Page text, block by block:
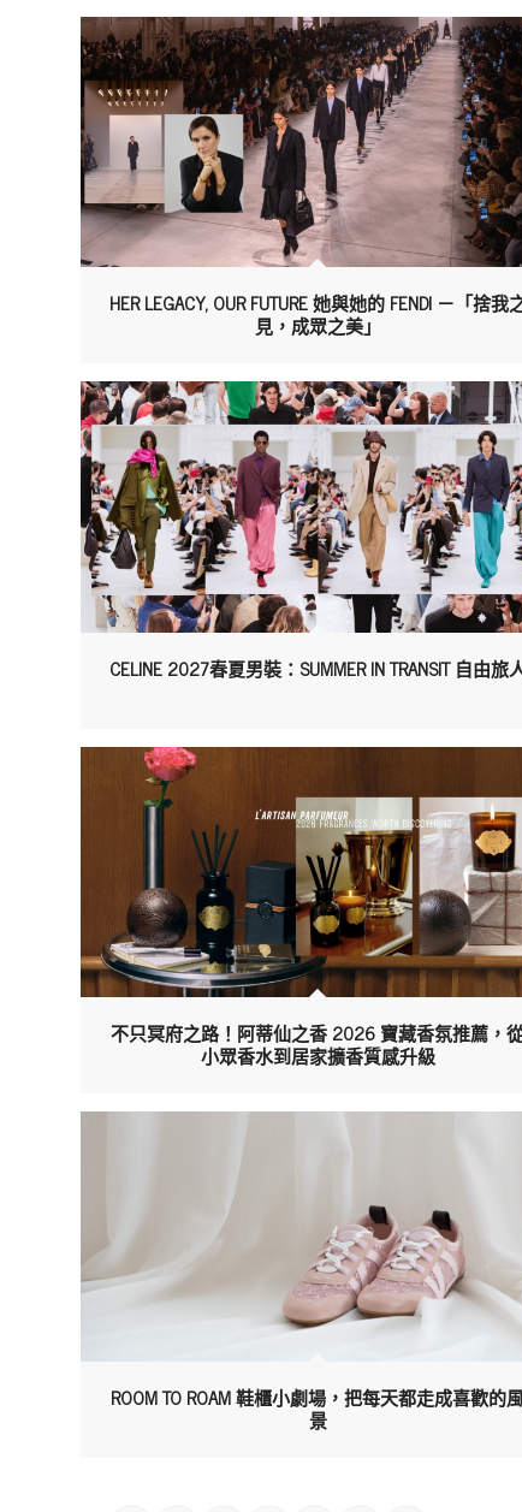
HER LEGACY, OUR FUTURE 她與她的 FENDI －「捨我
見，成眾之美」
CELINE 2027春夏男裝：SUMMER IN TRANSIT 自由旅
不只冥府之路！阿蒂仙之香 2026 寶藏香氛推薦，
小眾香水到居家擴香質感升級
ROOM TO ROAM 鞋櫃小劇場，把每天都走成喜歡的
景